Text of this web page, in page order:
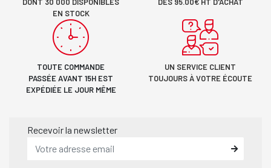
EN STOCK
TOUTE COMMANDE
PASSÉE AVANT 15H EST
EXPÉDIÉE LE JOUR MÊME
UN SERVICE CLIENT
TOUJOURS À VOTRE ÉCOUTE
Recevoir la newsletter